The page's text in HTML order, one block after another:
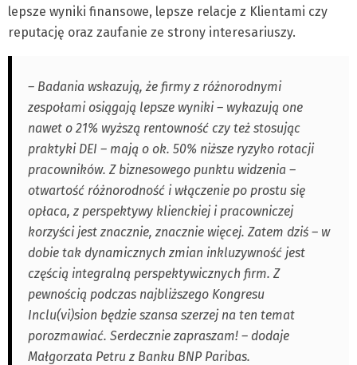
lepsze wyniki finansowe, lepsze relacje z Klientami czy
reputację oraz zaufanie ze strony interesariuszy.
– Badania wskazują, że firmy z różnorodnymi
zespołami osiągają lepsze wyniki – wykazują one
nawet o 21% wyższą rentowność czy też stosując
praktyki DEI – mają o ok. 50% niższe ryzyko rotacji
pracowników. Z biznesowego punktu widzenia –
otwartość różnorodność i włączenie po prostu się
opłaca, z perspektywy klienckiej i pracowniczej
korzyści jest znacznie, znacznie więcej. Zatem dziś – w
dobie tak dynamicznych zmian inkluzywność jest
częścią integralną perspektywicznych firm. Z
pewnością podczas najbliższego Kongresu
Inclu(vi)sion będzie szansa szerzej na ten temat
porozmawiać. Serdecznie zapraszam! – dodaje
Małgorzata Petru z Banku BNP Paribas.